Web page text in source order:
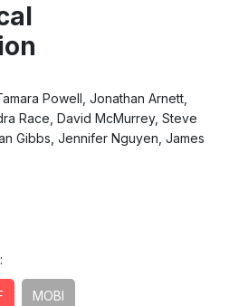
Powell, Jonathan Arnett,
Race, David McMurrey, Steve
Gibbs, Jennifer Nguyen, James
MOBI